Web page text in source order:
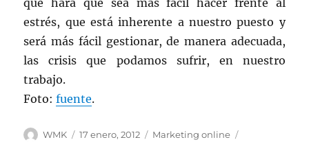
que hará que sea más fácil hacer frente al
estrés, que está inherente a nuestro puesto y
será más fácil gestionar, de manera adecuada,
las crisis que podamos sufrir, en nuestro
trabajo.
Foto:fuente.
Autor
WMK
Publicado
17 enero, 2012 Categorías
Marketing online